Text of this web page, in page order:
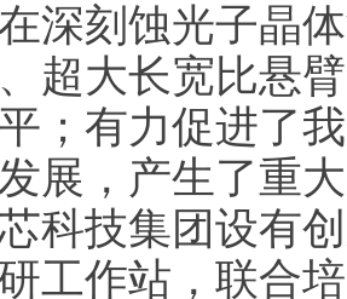
深刻蚀光子晶
超大长宽比悬
；有力促进了
展，产生了重
科技集团设有
工作站，联合